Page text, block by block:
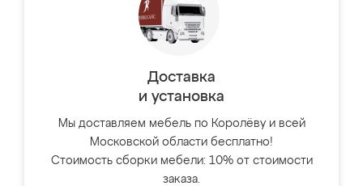
Доставка
и установка
Мы доставляем мебель по Королёву и всей
Московской области бесплатно!
Стоимость сборки мебели: 10% от стоимости
заказа.